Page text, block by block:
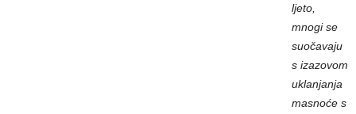
ljeto,
mnogi se
suočavaju
s izazovom
uklanjanja
masnoće s